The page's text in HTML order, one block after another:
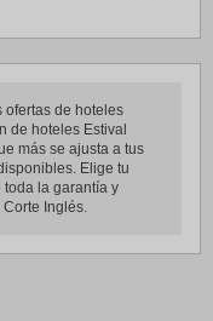
ofertas de hoteles
de hoteles Estival
más se ajusta a tus
Elige tu
toda la garantía y
Inglés.